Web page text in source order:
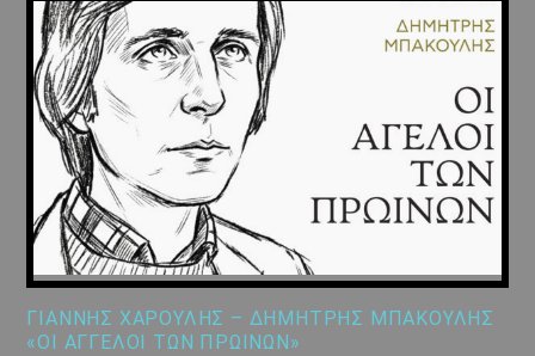
ΓΙΑΝΝΗΣ ΧΑΡΟΥΛΗΣ – ΔΗΜΗΤΡΗΣ ΜΠΑΚΟΥΛΗΣ
«ΟΙ ΑΓΓΕΛΟΙ ΤΩΝ ΠΡΩΙΝΩΝ»